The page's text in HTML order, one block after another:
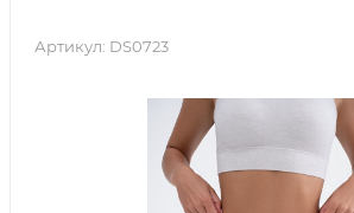
Артикул: DS0723